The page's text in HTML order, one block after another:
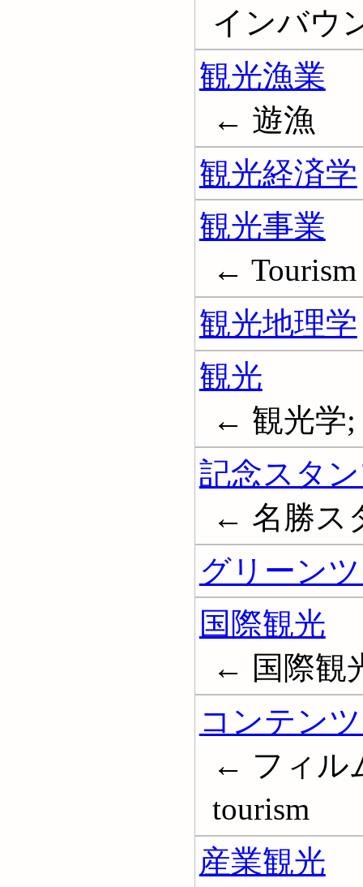
インバウ
観光漁業
← 遊漁
観光経済学
観光事業
← Tourism
観光地理学
観光
← 観光学;
記念スタ
← 名勝ス
グリーン
国際観光
← 国際観
コンテン
← フィル
tourism
産業観光